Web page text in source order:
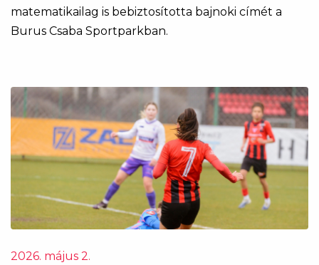
matematikailag is bebiztosította bajnoki címét a
Burus Csaba Sportparkban.
2026. május 2.